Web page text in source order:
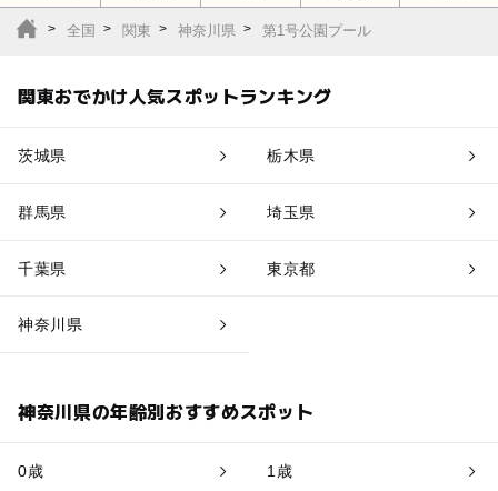
全国 関東 神奈川県 第1号公園プール
関東おでかけ人気スポットランキング
茨城県 栃木県
群馬県 埼玉県
千葉県 東京都
神奈川県
神奈川県の年齢別おすすめスポット
0歳 1歳